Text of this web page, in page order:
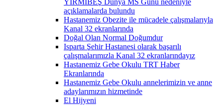
açıklamalarda bulundu
Hastanemiz Obezite ile mücadele çalışmalarıyla
Kanal 32 ekranlarında
Doğal Olan Normal Doğumdur
Isparta Şehir Hastanesi olarak başarılı
çalışmalarımızla Kanal 32 ekranlarındayız
Hastanemiz Gebe Okulu TRT Haber
Ekranlarında
Hastanemiz Gebe Okulu annelerimizin ve anne
adaylarımızın hizmetinde
El Hijyeni